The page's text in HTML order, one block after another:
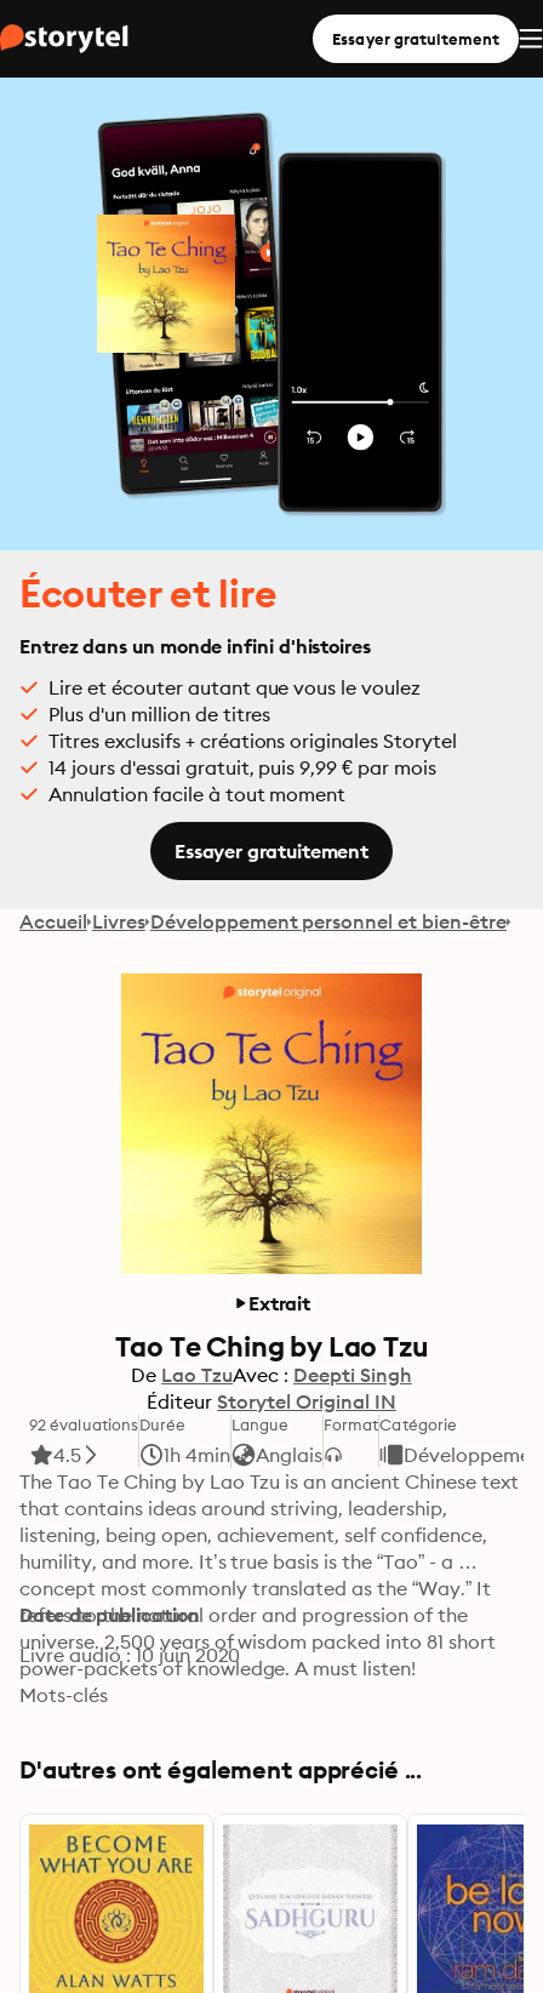
Essayer gratuitement
Écouter et lire
Entrez dans un monde infini d'histoires
Lire et écouter autant que vous le voulez
Plus d'un million de titres
Titres exclusifs + créations originales Storytel
14 jours d'essai gratuit, puis 9,99 € par mois
Annulation facile à tout moment
Essayer gratuitement
Accueil Livres Développement personnel et bien-être
Extrait
Tao Te Ching by Lao Tzu
De Lao TzuAvec : Deepti Singh
Éditeur Storytel Original IN
92 évaluations
4.5
Durée
1h 4min
Langue
Anglais
FormatCatégorie
The Tao Te Ching by Lao Tzu is an ancient Chinese text
that contains ideas around striving, leadership,
listening, being open, achievement, self confidence,
humility, and more. It’s true basis is the “Tao” - a
concept most commonly translated as the “Way.” It
refers to the natural order and progression of the
universe. 2,500 years of wisdom packed into 81 short
power-packets of knowledge. A must listen!
Date de publication
Livre audio : 10 juin 2020
Mots-clés
D'autres ont également apprécié ...